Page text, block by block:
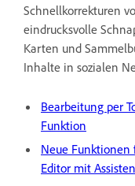
Schnellkorrekturen
eindrucksvolle
Karten und
Inhalte in sozialen
Bearbeitung per
Funktion
Neue Funktionen
Editor mit